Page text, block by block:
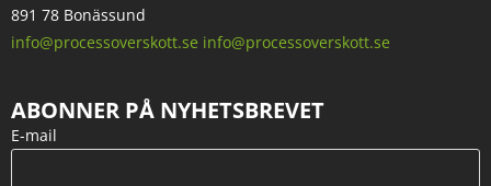
891 78 Bonässund
info@processoverskott.se info@processoverskott.se
ABONNER PÅ NYHETSBREVET
E-mail